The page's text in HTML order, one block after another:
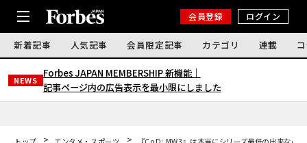
会員登録 ログイン
新着記事 人気記事 会員限定記事 カテゴリ 連載
NEWS
Forbes JAPAN MEMBERSHIP 新機能｜
記事ページ内の広告表示を最小限にしました